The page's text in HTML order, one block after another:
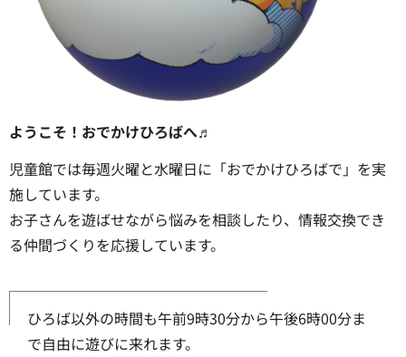
ようこそ！おでかけひろばへ♬
児童館では毎週火曜と水曜日に「おでかけひろばで」を実
施しています。
お子さんを遊ばせながら悩みを相談したり、情報交換でき
る仲間づくりを応援しています。
ひろば以外の時間も午前9時30分から午後6時00分ま
で自由に遊びに来れます。